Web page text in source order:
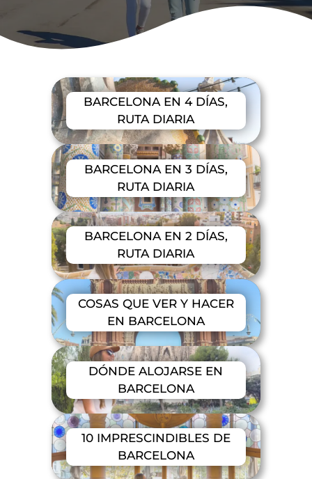
BARCELONA EN 4 DÍAS,
RUTA DIARIA
BARCELONA EN 3 DÍAS,
RUTA DIARIA
BARCELONA EN 2 DÍAS,
RUTA DIARIA
COSAS QUE VER Y HACER
EN BARCELONA
DÓNDE ALOJARSE EN
BARCELONA
10 IMPRESCINDIBLES DE
BARCELONA